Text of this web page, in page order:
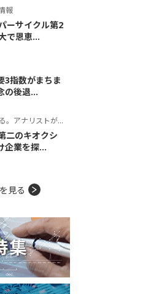
報
ーサイクル第2
で恩恵...
3指数がまちま
の後退...
が読み解くテーマの本質
二のキオクシ
企業を探...
見る